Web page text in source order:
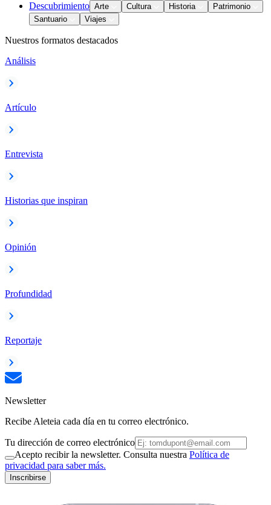
Descubrimiento Arte Cultura Historia
Patrimonio
Santuario
Viajes
Nuestros formatos destacados
Análisis
Artículo
Entrevista
Historias que inspiran
Opinión
Profundidad
Reportaje
Newsletter
Recibe Aleteia cada día en tu correo electrónico.
Tu dirección de correo electrónico
Acepto recibir la newsletter. Consulta nuestra Política de
privacidad para saber más.
Inscribirse